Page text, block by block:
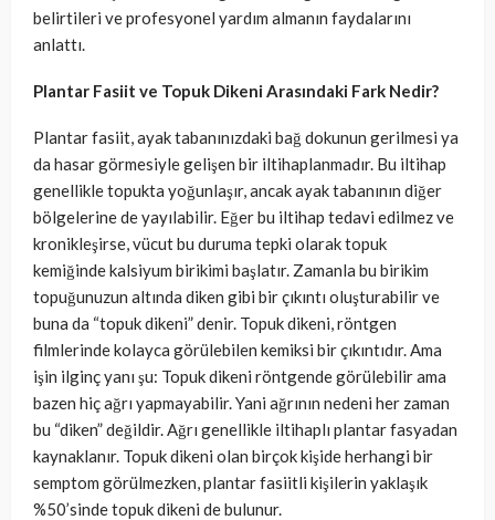
belirtileri ve profesyonel yardım almanın faydalarını
anlattı.
Plantar Fasiit ve Topuk Dikeni Arasındaki Fark Nedir?
Plantar fasiit, ayak tabanınızdaki bağ dokunun gerilmesi ya
da hasar görmesiyle gelişen bir iltihaplanmadır. Bu iltihap
genellikle topukta yoğunlaşır, ancak ayak tabanının diğer
bölgelerine de yayılabilir. Eğer bu iltihap tedavi edilmez ve
kronikleşirse, vücut bu duruma tepki olarak topuk
kemiğinde kalsiyum birikimi başlatır. Zamanla bu birikim
topuğunuzun altında diken gibi bir çıkıntı oluşturabilir ve
buna da “topuk dikeni” denir. Topuk dikeni, röntgen
filmlerinde kolayca görülebilen kemiksi bir çıkıntıdır. Ama
işin ilginç yanı şu: Topuk dikeni röntgende görülebilir ama
bazen hiç ağrı yapmayabilir. Yani ağrının nedeni her zaman
bu “diken” değildir. Ağrı genellikle iltihaplı plantar fasyadan
kaynaklanır. Topuk dikeni olan birçok kişide herhangi bir
semptom görülmezken, plantar fasiitli kişilerin yaklaşık
%50’sinde topuk dikeni de bulunur.